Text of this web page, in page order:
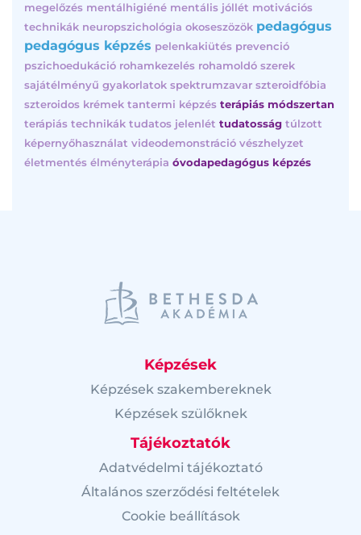
megelőzés mentálhigiéné mentális jóllét motivációs
technikák neuropszichológia okoseszözök pedagógus
pedagógus képzés pelenkakiütés prevenció
pszichoedukáció rohamkezelés rohamoldó szerek
sajátélményű gyakorlatok spektrumzavar szteroidfóbia
szteroidos krémek tantermi képzés terápiás módszertan
terápiás technikák tudatos jelenlét tudatosság túlzott
képernyőhasználat videodemonstráció vészhelyzet
életmentés élményterápia óvodapedagógus képzés
Képzések
Képzések szakembereknek
Képzések szülőknek
Tájékoztatók
Adatvédelmi tájékoztató
Általános szerződési feltételek
Cookie beállítások